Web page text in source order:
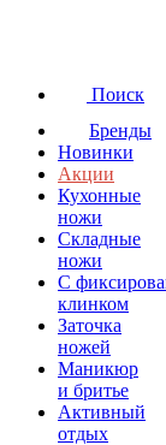
Поиск
Бренды
Новинки
Акции
Кухонные
ножи
Складные
ножи
C
клинком
Заточка
ножей
Маникюр
и бритье
Активный
отдых